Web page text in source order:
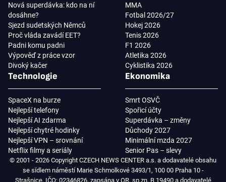
Nová superdávka: kdo na ní
dosáhne?
Sjezd sudetských Němců
Proč vláda zavádí EET?
Padni komu padni
Výpověď z práce vzor
Divoký kačer
MMA
Fotbal 2026/27
Hokej 2026
Tenis 2026
F1 2026
Atletika 2026
Cyklistika 2026
Technologie
SpaceX na burze
Nejlepší telefony
Nejlepší AI zdarma
Nejlepší chytré hodinky
Nejlepší VPN – srovnání
Netflix filmy a seriály
Ekonomika
Smrt OSVČ
Spořicí účty
Superdávka – změny
Důchody 2027
Minimální mzda 2027
Senior Pas – slevy
© 2001 - 2026 Copyright CZECH NEWS CENTER a.s. a dodavatelé obsahu
se sídlem náměstí Marie Schmolkové 3493/1, 100 00 Praha 10 -
Strašnice, IČO: 02346826, zapsána v OR, sp.zn. B 19490 a dodavatelé